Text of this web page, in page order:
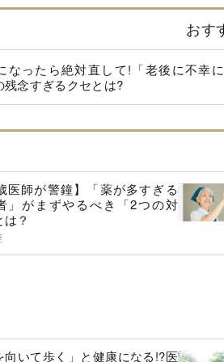
おす
なったら絶対直して!「老後に不幸
残念すぎるクセとは?
医師が警鐘】「薬が多すぎる
」がまずやるべき「2つの対
？
向いて歩く」と健康になる!?医